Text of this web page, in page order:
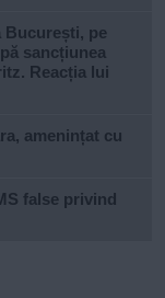
București, pe
sancțiunea
Reacția lui
amenințat cu
false privind